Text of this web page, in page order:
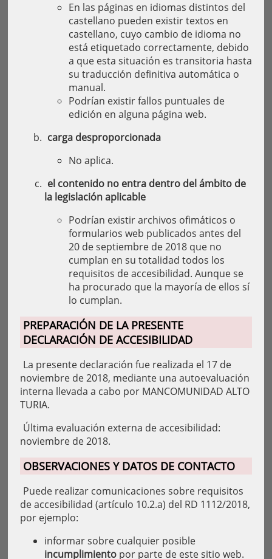
En las páginas en idiomas distintos del
castellano pueden existir textos en
castellano, cuyo cambio de idioma no
está etiquetado correctamente, debido
a que esta situación es transitoria hasta
su traducción definitiva automática o
manual.
Podrían existir fallos puntuales de
edición en alguna página web.
carga desproporcionada
No aplica.
el contenido no entra dentro del ámbito de
la legislación aplicable
Podrían existir archivos ofimáticos o
formularios web publicados antes del
20 de septiembre de 2018 que no
cumplan en su totalidad todos los
requisitos de accesibilidad. Aunque se
ha procurado que la mayoría de ellos sí
lo cumplan.
PREPARACIÓN DE LA PRESENTE
DECLARACIÓN DE ACCESIBILIDAD
La presente declaración fue realizada el 17 de
noviembre de 2018, mediante una autoevaluación
interna llevada a cabo por MANCOMUNIDAD ALTO
TURIA.
Última evaluación externa de accesibilidad:
noviembre de 2018.
OBSERVACIONES Y DATOS DE CONTACTO
Puede realizar comunicaciones sobre requisitos
de accesibilidad (artículo 10.2.a) del RD 1112/2018,
por ejemplo:
informar sobre cualquier posible
incumplimiento por parte de este sitio web.